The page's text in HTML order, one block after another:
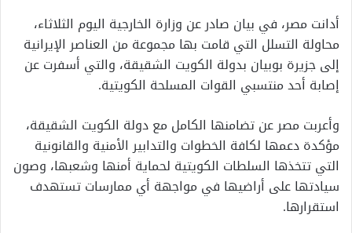
أدانت مصر، في بيان صادر عن وزارة الخارجية اليوم الثلاثاء،
محاولة التسلل التي قامت بها مجموعة من العناصر الإيرانية
إلى جزيرة بوبيان بدولة الكويت الشقيقة، والتي أسفرت عن
إصابة أحد منتسبي القوات المسلحة الكويتية.
وأعربت مصر عن تضامنها الكامل مع دولة الكويت الشقيقة،
مؤكدة دعمها لكافة الخطوات والتدابير الأمنية والقانونية
التي تتخذها السلطات الكويتية لحماية أمنها وشعبها، وصون
سيادتها على أراضيها في مواجهة أي ممارسات تستهدف
استقرارها.